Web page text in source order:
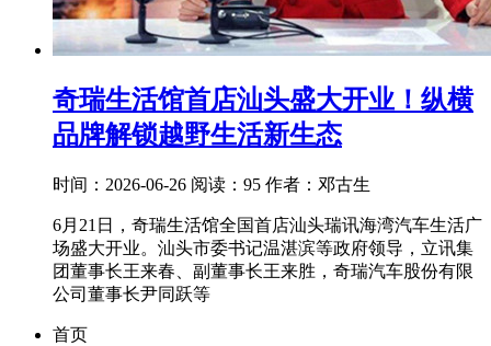
奇瑞生活馆首店汕头盛大开业！纵横
品牌解锁越野生活新生态
时间：2026-06-26 阅读：95 作者：邓古生
6月21日，奇瑞生活馆全国首店汕头瑞讯海湾汽车生活广
场盛大开业。汕头市委书记温湛滨等政府领导，立讯集
团董事长王来春、副董事长王来胜，奇瑞汽车股份有限
公司董事长尹同跃等
首页